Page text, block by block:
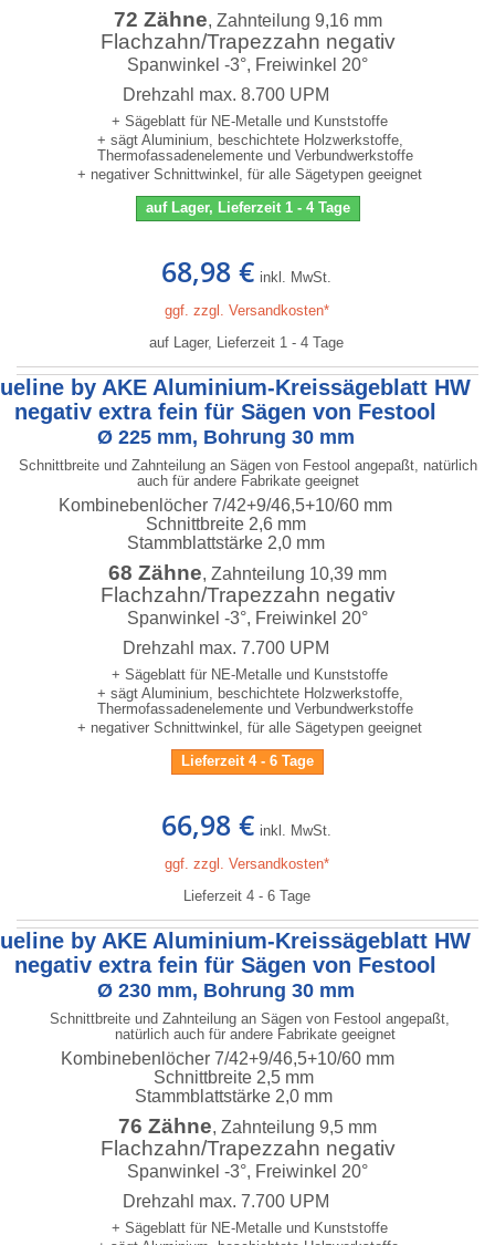
72 Zähne, Zahnteilung 9,16 mm
Flachzahn/Trapezzahn negativ
Spanwinkel -3°, Freiwinkel 20°
Drehzahl max. 8.700 UPM
+ Sägeblatt für NE-Metalle und Kunststoffe
+ sägt Aluminium, beschichtete Holzwerkstoffe,
Thermofassadenelemente und Verbundwerkstoffe
+ negativer Schnittwinkel, für alle Sägetypen geeignet
auf Lager, Lieferzeit 1 - 4 Tage
68,98 € inkl. MwSt.
ggf. zzgl. Versandkosten*
auf Lager, Lieferzeit 1 - 4 Tage
by AKE Aluminium-Kreissägeblatt HW
negativ extra fein für Sägen von Festool
Ø 225 mm, Bohrung 30 mm
Schnittbreite und Zahnteilung an Sägen von Festool angepaßt, natürlich
auch für andere Fabrikate geeignet
Kombinebenlöcher 7/42+9/46,5+10/60 mm
Schnittbreite 2,6 mm
Stammblattstärke 2,0 mm
68 Zähne, Zahnteilung 10,39 mm
Flachzahn/Trapezzahn negativ
Spanwinkel -3°, Freiwinkel 20°
Drehzahl max. 7.700 UPM
+ Sägeblatt für NE-Metalle und Kunststoffe
+ sägt Aluminium, beschichtete Holzwerkstoffe,
Thermofassadenelemente und Verbundwerkstoffe
+ negativer Schnittwinkel, für alle Sägetypen geeignet
Lieferzeit 4 - 6 Tage
66,98 € inkl. MwSt.
ggf. zzgl. Versandkosten*
Lieferzeit 4 - 6 Tage
by AKE Aluminium-Kreissägeblatt HW
negativ extra fein für Sägen von Festool
Ø 230 mm, Bohrung 30 mm
Schnittbreite und Zahnteilung an Sägen von Festool angepaßt,
natürlich auch für andere Fabrikate geeignet
Kombinebenlöcher 7/42+9/46,5+10/60 mm
Schnittbreite 2,5 mm
Stammblattstärke 2,0 mm
76 Zähne, Zahnteilung 9,5 mm
Flachzahn/Trapezzahn negativ
Spanwinkel -3°, Freiwinkel 20°
Drehzahl max. 7.700 UPM
+ Sägeblatt für NE-Metalle und Kunststoffe